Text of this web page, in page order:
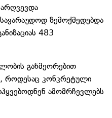
ზემოქმედებდა
483
განმეორებით
როდესაც კონკრეტული
ამომრჩევლებს